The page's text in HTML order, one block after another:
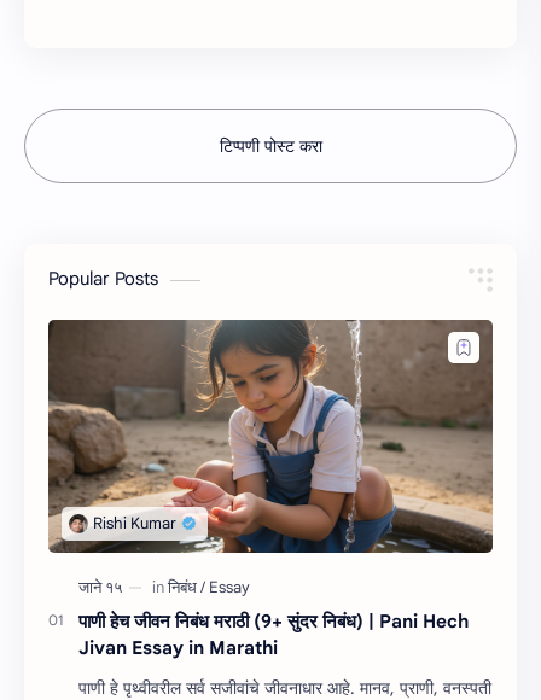
टिप्पणी पोस्ट करा
Popular Posts
पाणी हेच जीवन निबंध मराठी (9+ सुंदर निबंध) | Pani Hech
Jivan Essay in Marathi
पाणी हे पृथ्वीवरील सर्व सजीवांचे जीवनाधार आहे. मानव, प्राणी, वनस्पती